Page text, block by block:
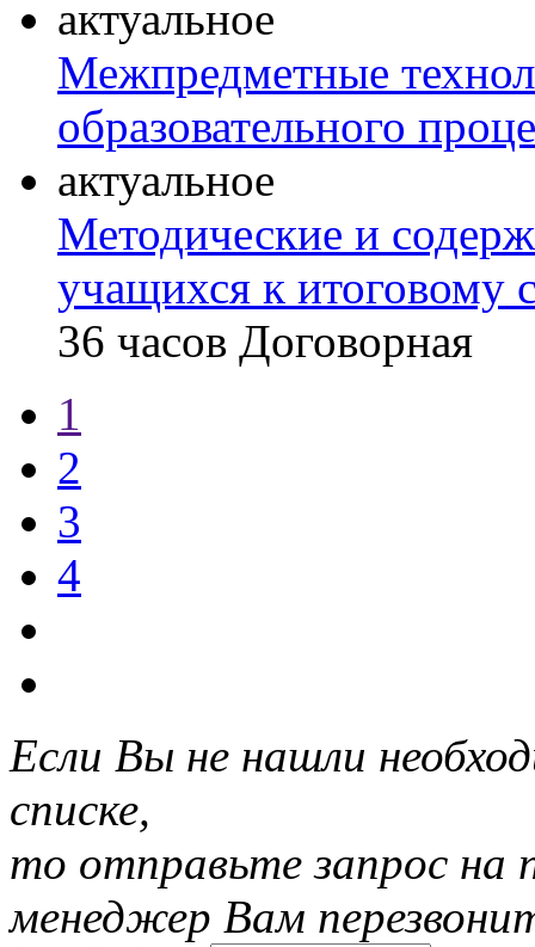
актуальное
Межпредметные
образовательного
актуальное
Методические и
учащихся к итоговому
36 часов Договорная
1
2
3
4
Если Вы не нашли
списке,
то отправьте запрос на
менеджер Вам